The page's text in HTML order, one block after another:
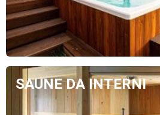
SAUNE DA INTERNI